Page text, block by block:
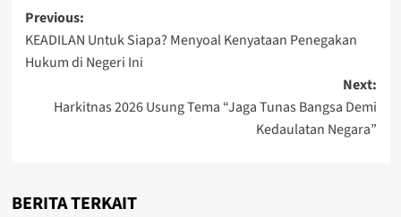
Post
navigation
Previous:
KEADILAN Untuk Siapa? Menyoal Kenyataan Penegakan
Hukum di Negeri Ini
Next:
Harkitnas 2026 Usung Tema “Jaga Tunas Bangsa Demi
Kedaulatan Negara”
BERITA TERKAIT